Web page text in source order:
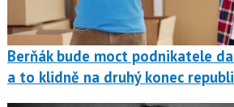
Berňák bude moct podnikatele
a to klidně na druhý konec